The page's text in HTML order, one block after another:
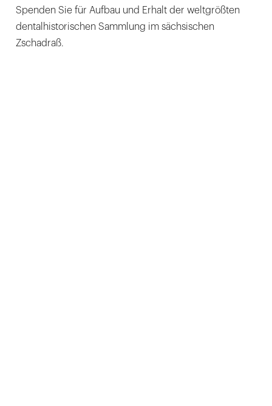
Spenden Sie für Aufbau und Erhalt der weltgrößten
dentalhistorischen Sammlung im sächsischen
Zschadraß.